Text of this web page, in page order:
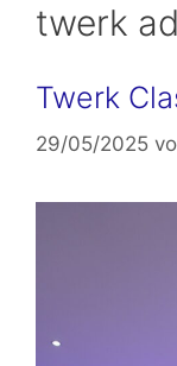
twerk
Twerk
29/05/2025